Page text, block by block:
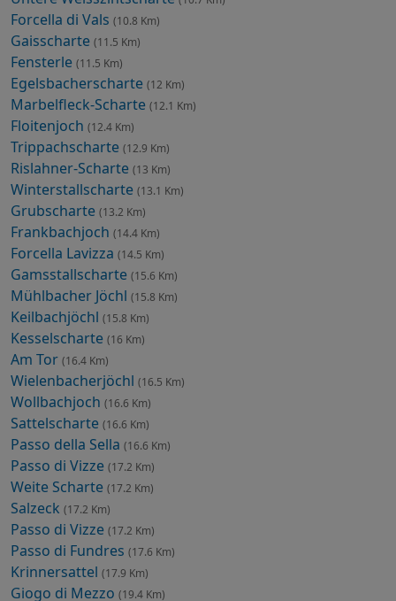
Forcella di Vals (10.8 Km)
Gaisscharte (11.5 Km)
Fensterle (11.5 Km)
Egelsbacherscharte (12 Km)
Marbelfleck-Scharte (12.1 Km)
Floitenjoch (12.4 Km)
Trippachscharte (12.9 Km)
Rislahner-Scharte (13 Km)
Winterstallscharte (13.1 Km)
Grubscharte (13.2 Km)
Frankbachjoch (14.4 Km)
Forcella Lavizza (14.5 Km)
Gamsstallscharte (15.6 Km)
Mühlbacher Jöchl (15.8 Km)
Keilbachjöchl (15.8 Km)
Kesselscharte (16 Km)
Am Tor (16.4 Km)
Wielenbacherjöchl (16.5 Km)
Wollbachjoch (16.6 Km)
Sattelscharte (16.6 Km)
Passo della Sella (16.6 Km)
Passo di Vizze (17.2 Km)
Weite Scharte (17.2 Km)
Salzeck (17.2 Km)
Passo di Vizze (17.2 Km)
Passo di Fundres (17.6 Km)
Krinnersattel (17.9 Km)
Giogo di Mezzo (19.4 Km)